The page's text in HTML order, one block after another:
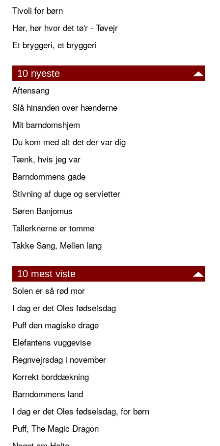
Tivoli for børn
Hør, hør hvor det tø'r - Tøvejr
Et bryggeri, et bryggeri
10 nyeste
Aftensang
Slå hinanden over hænderne
Mit barndomshjem
Du kom med alt det der var dig
Tænk, hvis jeg var
Barndommens gade
Stivning af duge og servietter
Søren Banjomus
Tallerknerne er tomme
Takke Sang, Mellen lang
10 mest viste
Solen er så rød mor
I dag er det Oles fødselsdag
Puff den magiske drage
Elefantens vuggevise
Regnvejrsdag i november
Korrekt borddækning
Barndommens land
I dag er det Oles fødselsdag, for børn
Puff, The Magic Dragon